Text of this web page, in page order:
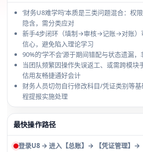
‘财务U8难学吗’本质是三类问题混合：权
隐含，需分类应对
新手4步闭环（填制→审核→记账→对账）
信心，避免陷入理论学习
90%的‘学不会’源于期间错配与状态遗漏
当团队频繁因操作失误返工、或需跨模块
估用友畅捷通好会计
财务人员切勿自行修改科目/凭证类别等
程提报实施处理
最快操作路径
登录U8 → 进入【总账】→ 【凭证管理】→